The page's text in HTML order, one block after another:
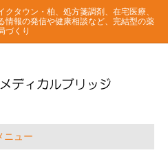
タウン・柏、処方箋調剤、在宅医療、
情報の発信や健康相談など、完結型の薬
づくり
ニュー